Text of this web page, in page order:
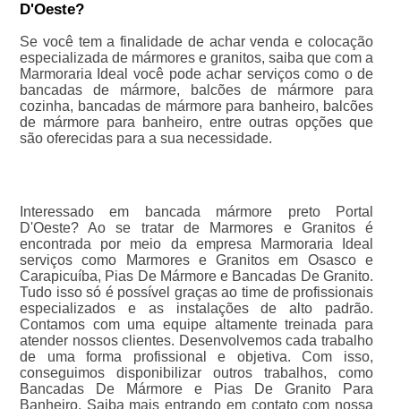
D'Oeste?
Se você tem a finalidade de achar venda e colocação
especializada de mármores e granitos, saiba que com a
Marmoraria Ideal você pode achar serviços como o de
bancadas de mármore, balcões de mármore para
cozinha, bancadas de mármore para banheiro, balcões
de mármore para banheiro, entre outras opções que
são oferecidas para a sua necessidade.
Interessado em bancada mármore preto Portal
D'Oeste? Ao se tratar de Marmores e Granitos é
encontrada por meio da empresa Marmoraria Ideal
serviços como Marmores e Granitos em Osasco e
Carapicuíba, Pias De Mármore e Bancadas De Granito.
Tudo isso só é possível graças ao time de profissionais
especializados e as instalações de alto padrão.
Contamos com uma equipe altamente treinada para
atender nossos clientes. Desenvolvemos cada trabalho
de uma forma profissional e objetiva. Com isso,
conseguimos disponibilizar outros trabalhos, como
Bancadas De Mármore e Pias De Granito Para
Banheiro. Saiba mais entrando em contato com nossa